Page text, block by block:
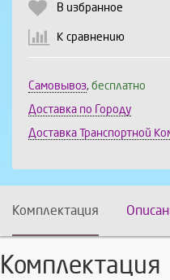
В избранное
К сравнению
Самовывоз, бесплатно
Доставка по Городу
Доставка Транспортной
Комплектация
Комплектация